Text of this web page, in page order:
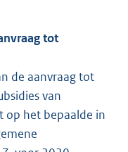
tot
de aanvraag tot
van
op het bepaalde in